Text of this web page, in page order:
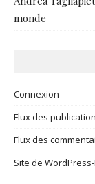
monde
Connexion
Flux des
Flux des
Site de WordPress-